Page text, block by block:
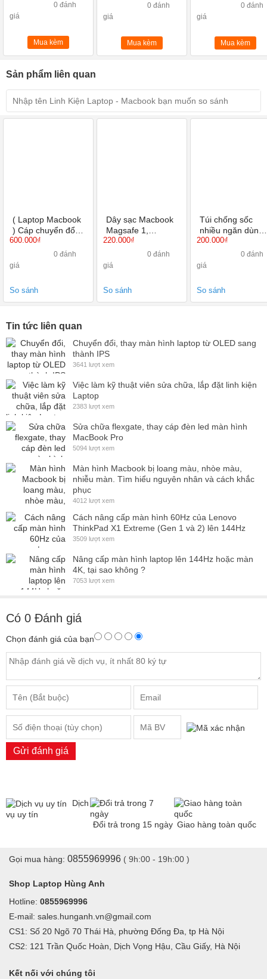
0 đánh
giá
Mua kèm
0 đánh
giá
Mua kèm
0 đánh
giá
Mua kèm
Sản phẩm liên quan
( Laptop Macbook
) Cáp chuyển đổi
SSK SC103 USB
Type C sang
HDMI, USB 3.0,
600.000₫
0 đánh
giá
So sánh
Dây sạc Macbook
Magsafe 1,
Magsafe 2
220.000₫
0 đánh
giá
So sánh
Túi chống sốc
nhiều ngăn dùng
cho Laptop,
Macbook loại 13
Inch 14 Inch 15
200.000₫
0 đánh
giá
So sánh
Tin tức liên quan
Chuyển đổi, thay màn hình laptop từ OLED sang
thành IPS
3641 lượt xem
Việc làm kỹ thuật viên sửa chữa, lắp đặt linh kiện
Laptop
2383 lượt xem
Sửa chữa flexgate, thay cáp đèn led màn hình
MacBook Pro
5094 lượt xem
Màn hình Macbook bị loang màu, nhòe màu,
nhiễu màn. Tìm hiểu nguyên nhân và cách khắc
phục
4012 lượt xem
Cách nâng cấp màn hình 60Hz của Lenovo
ThinkPad X1 Extreme (Gen 1 và 2) lên 144Hz
3509 lượt xem
Nâng cấp màn hình laptop lên 144Hz hoặc màn
4K, tại sao không ?
7053 lượt xem
Có 0 Đánh giá
Chọn đánh giá của bạn
Gửi đánh giá
Dịch
vụ uy tín
Đổi trả trong 15 ngày Giao hàng toàn quốc
Gọi mua hàng: 0855969996 ( 9h:00 - 19h:00 )
Shop Laptop Hùng Anh
Hotline: 0855969996
E-mail: sales.hunganh.vn@gmail.com
CS1: Số 20 Ngõ 70 Thái Hà, phường Đống Đa, tp Hà Nội
CS2: 121 Trần Quốc Hoàn, Dịch Vọng Hậu, Cầu Giấy, Hà Nội
Kết nối với chúng tôi